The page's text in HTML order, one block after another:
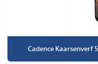
Cadence Kaarsenverf